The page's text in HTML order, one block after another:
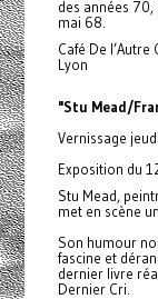
des années
mai 68.
Café De
Lyon
"Stu Mead/
Vernissage
Exposition du
Stu Mead,
met en scène
Son humour
fascine et
dernier livre
Dernier Cri.